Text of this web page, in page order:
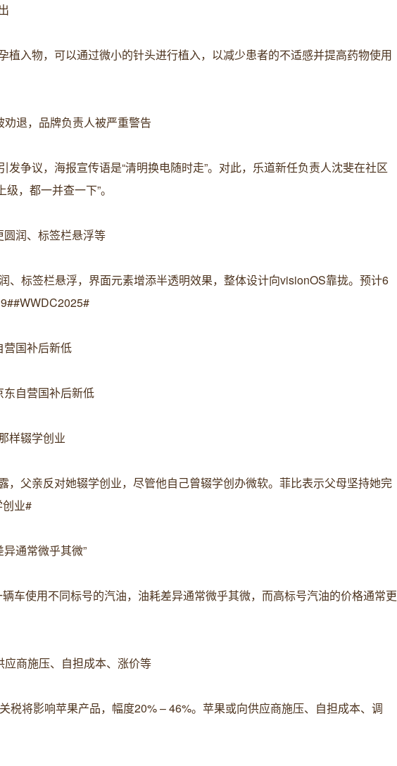
植入物，可以通过微小的针头进行植入，以减少患者的不适感并提高药物使用
劝退，品牌负责人被严重警告
争议，海报宣传语是“清明换电随时走”。对此，乐道新任负责人沈斐在社区
，都一并查一下”。
润、标签栏悬浮等
、标签栏悬浮，界面元素增添半透明效果，整体设计向visionOS靠拢。预计6
营国补后新低
自营国补后新低
样辍学创业
，父亲反对她辍学创业，尽管他自己曾辍学创办微软。菲比表示父母坚持她完
业#
通常微乎其微”
车使用不同标号的汽油，油耗差异通常微乎其微，而高标号汽油的价格通常更
应商施压、自担成本、涨价等
税将影响苹果产品，幅度20% – 46%。苹果或向供应商施压、自担成本、调